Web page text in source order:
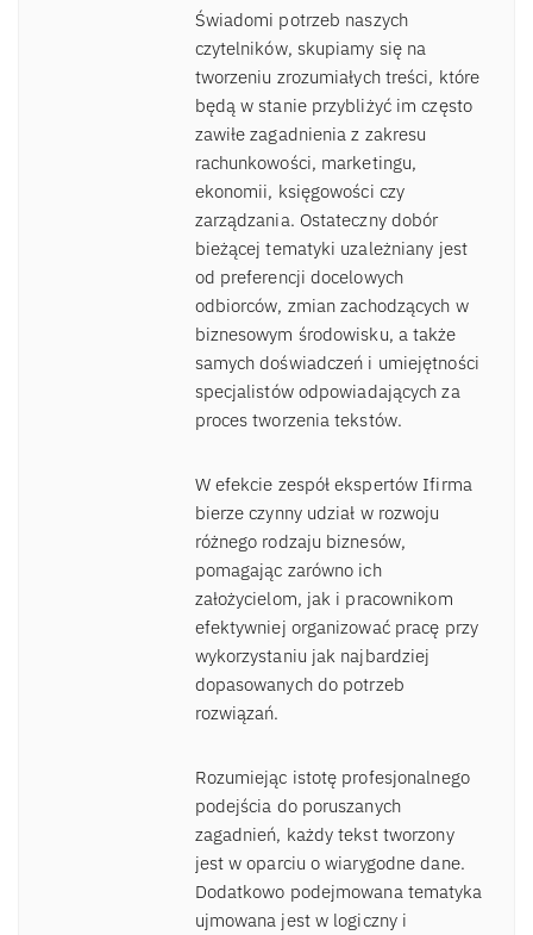
Świadomi potrzeb naszych
czytelników, skupiamy się na
tworzeniu zrozumiałych treści, które
będą w stanie przybliżyć im często
zawiłe zagadnienia z zakresu
rachunkowości, marketingu,
ekonomii, księgowości czy
zarządzania. Ostateczny dobór
bieżącej tematyki uzależniany jest
od preferencji docelowych
odbiorców, zmian zachodzących w
biznesowym środowisku, a także
samych doświadczeń i umiejętności
specjalistów odpowiadających za
proces tworzenia tekstów.
W efekcie zespół ekspertów Ifirma
bierze czynny udział w rozwoju
różnego rodzaju biznesów,
pomagając zarówno ich
założycielom, jak i pracownikom
efektywniej organizować pracę przy
wykorzystaniu jak najbardziej
dopasowanych do potrzeb
rozwiązań.
Rozumiejąc istotę profesjonalnego
podejścia do poruszanych
zagadnień, każdy tekst tworzony
jest w oparciu o wiarygodne dane.
Dodatkowo podejmowana tematyka
ujmowana jest w logiczny i